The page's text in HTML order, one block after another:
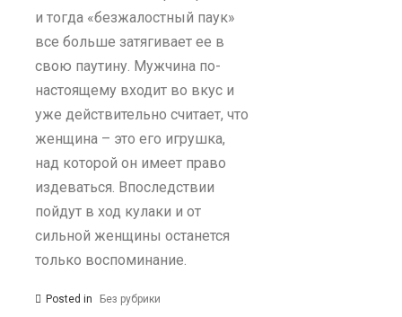
и тогда «безжалостный паук»
все больше затягивает ее в
свою паутину. Мужчина по-
настоящему входит во вкус и
уже действительно считает, что
женщина – это его игрушка,
над которой он имеет право
издеваться. Впоследствии
пойдут в ход кулаки и от
сильной женщины останется
только воспоминание.
Posted in Без рубрики